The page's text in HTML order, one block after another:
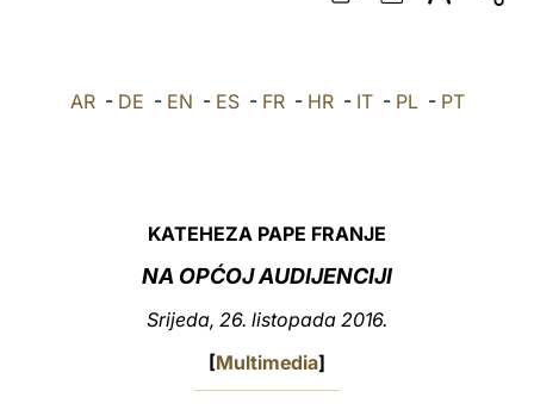
中文
LATINE
AR- DE - EN - ES- FR- HR- IT- PL- PT
KATEHEZA PAPE FRANJE
NA OPĆOJ AUDIJENCIJI
Srijeda, 26. listopada 2016.
[Multimedia]